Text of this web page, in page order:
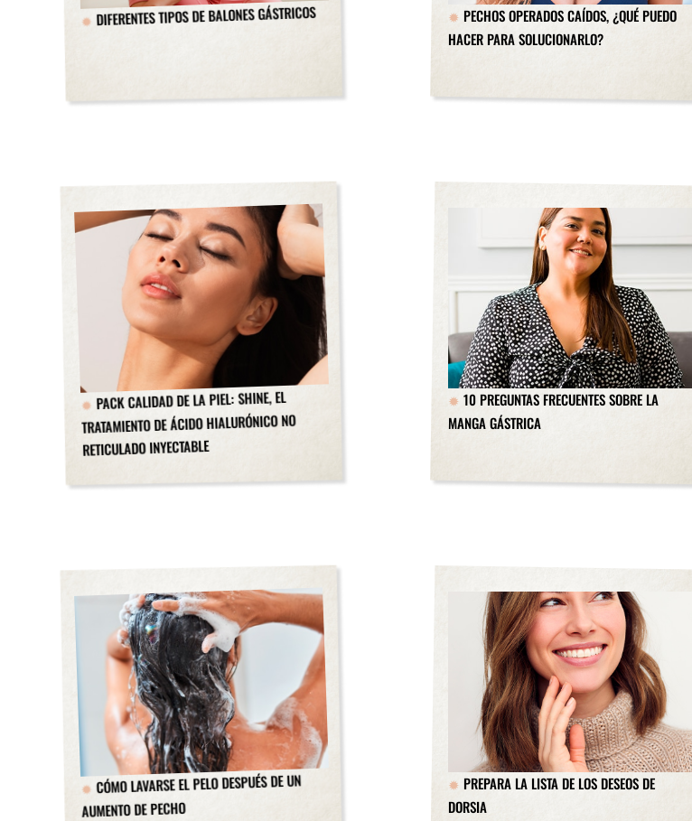
DIFERENTES TIPOS DE BALONES GÁSTRICOS
PECHOS OPERADOS CAÍDOS, ¿QUÉ PUEDO
HACER PARA SOLUCIONARLO?
PACK CALIDAD DE LA PIEL: SHINE, EL
TRATAMIENTO DE ÁCIDO HIALURÓNICO NO
RETICULADO INYECTABLE
10 PREGUNTAS FRECUENTES SOBRE LA
MANGA GÁSTRICA
CÓMO LAVARSE EL PELO DESPUÉS DE UN
AUMENTO DE PECHO
PREPARA LA LISTA DE LOS DESEOS DE
DORSIA